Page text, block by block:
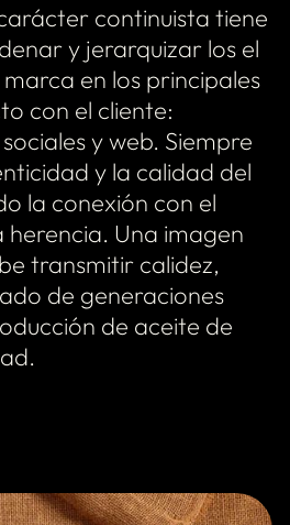
continuista tiene
y jerarquizar los el
en los principales
con el cliente:
y web. Siempre
y la calidad del
la conexión con el
Una imagen
transmitir calidez,
de generaciones
de aceite de